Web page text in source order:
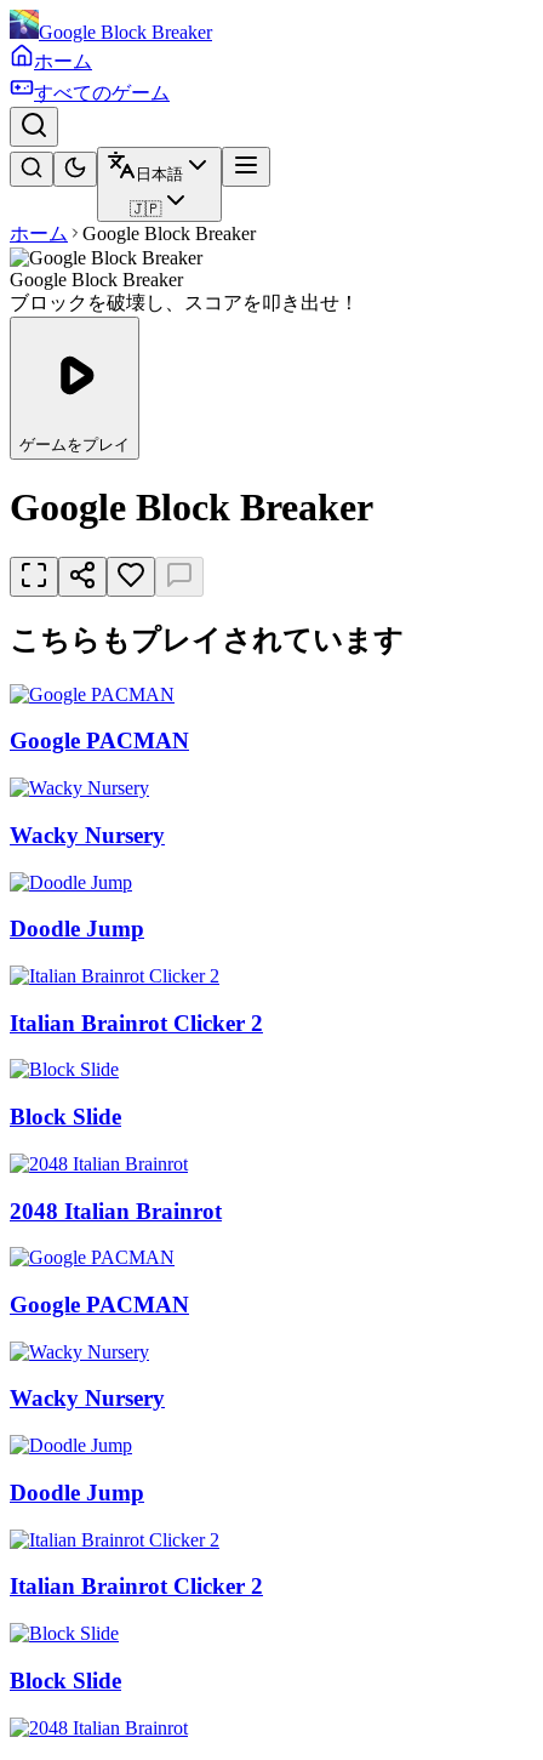
Google Block Breaker
ホーム
すべてのゲーム
日本語
🇯🇵
ホーム Google Block Breaker
Google Block Breaker
ブロックを破壊し、スコアを叩き出せ！
ゲームをプレイ
Google Block Breaker
こちらもプレイされています
Google PACMAN
Wacky Nursery
Doodle Jump
Italian Brainrot Clicker 2
Block Slide
2048 Italian Brainrot
Google PACMAN
Wacky Nursery
Doodle Jump
Italian Brainrot Clicker 2
Block Slide